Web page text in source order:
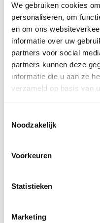
We gebruiken cookies
personaliseren, om
en om ons
informatie over uw
partners voor social
partners kunnen deze
informatie die u aan ze
verzameld op basis van
Noodzakelijk
Voorkeuren
Statistieken
Marketing
Gallistrings
Jazz Snaren
snarenset
medium, 011-014-
Het speciale
Gypsy Jazz maken
voor "manouche"
Advies nodig of
medewerkers staan
call 020 - 626 56 11